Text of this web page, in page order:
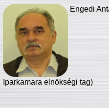
Engedi
Iparkamara elnökségi tag)